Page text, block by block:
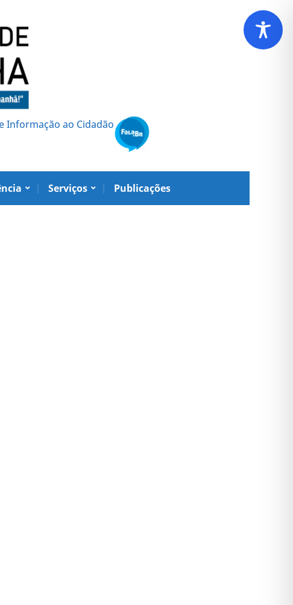
Informação ao Cidadão
Serviços Publicações